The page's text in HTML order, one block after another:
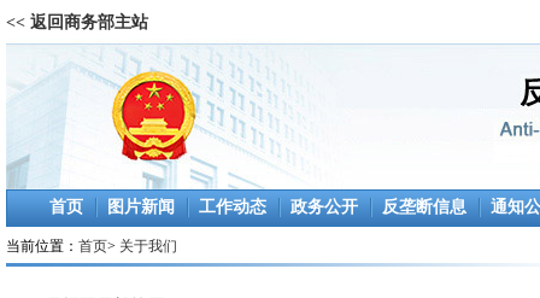
<< 返回商务部主站
首页 图片新闻 工作动态 政务公开 反垄断信息 通知
当前位置： 首页> 关于我们